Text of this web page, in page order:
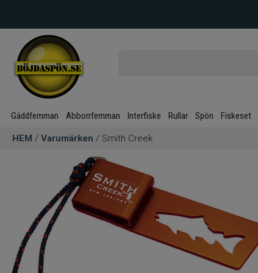
Gäddfemman Abborrfemman Interfiske Rullar Spön Fiskeset
HEM / Varumärken / Smith Creek